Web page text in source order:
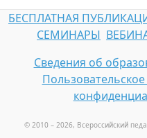
БЕСПЛАТНАЯ
СЕМИНАРЫ
Сведения об
© 2010 – 2026, Всероссийский